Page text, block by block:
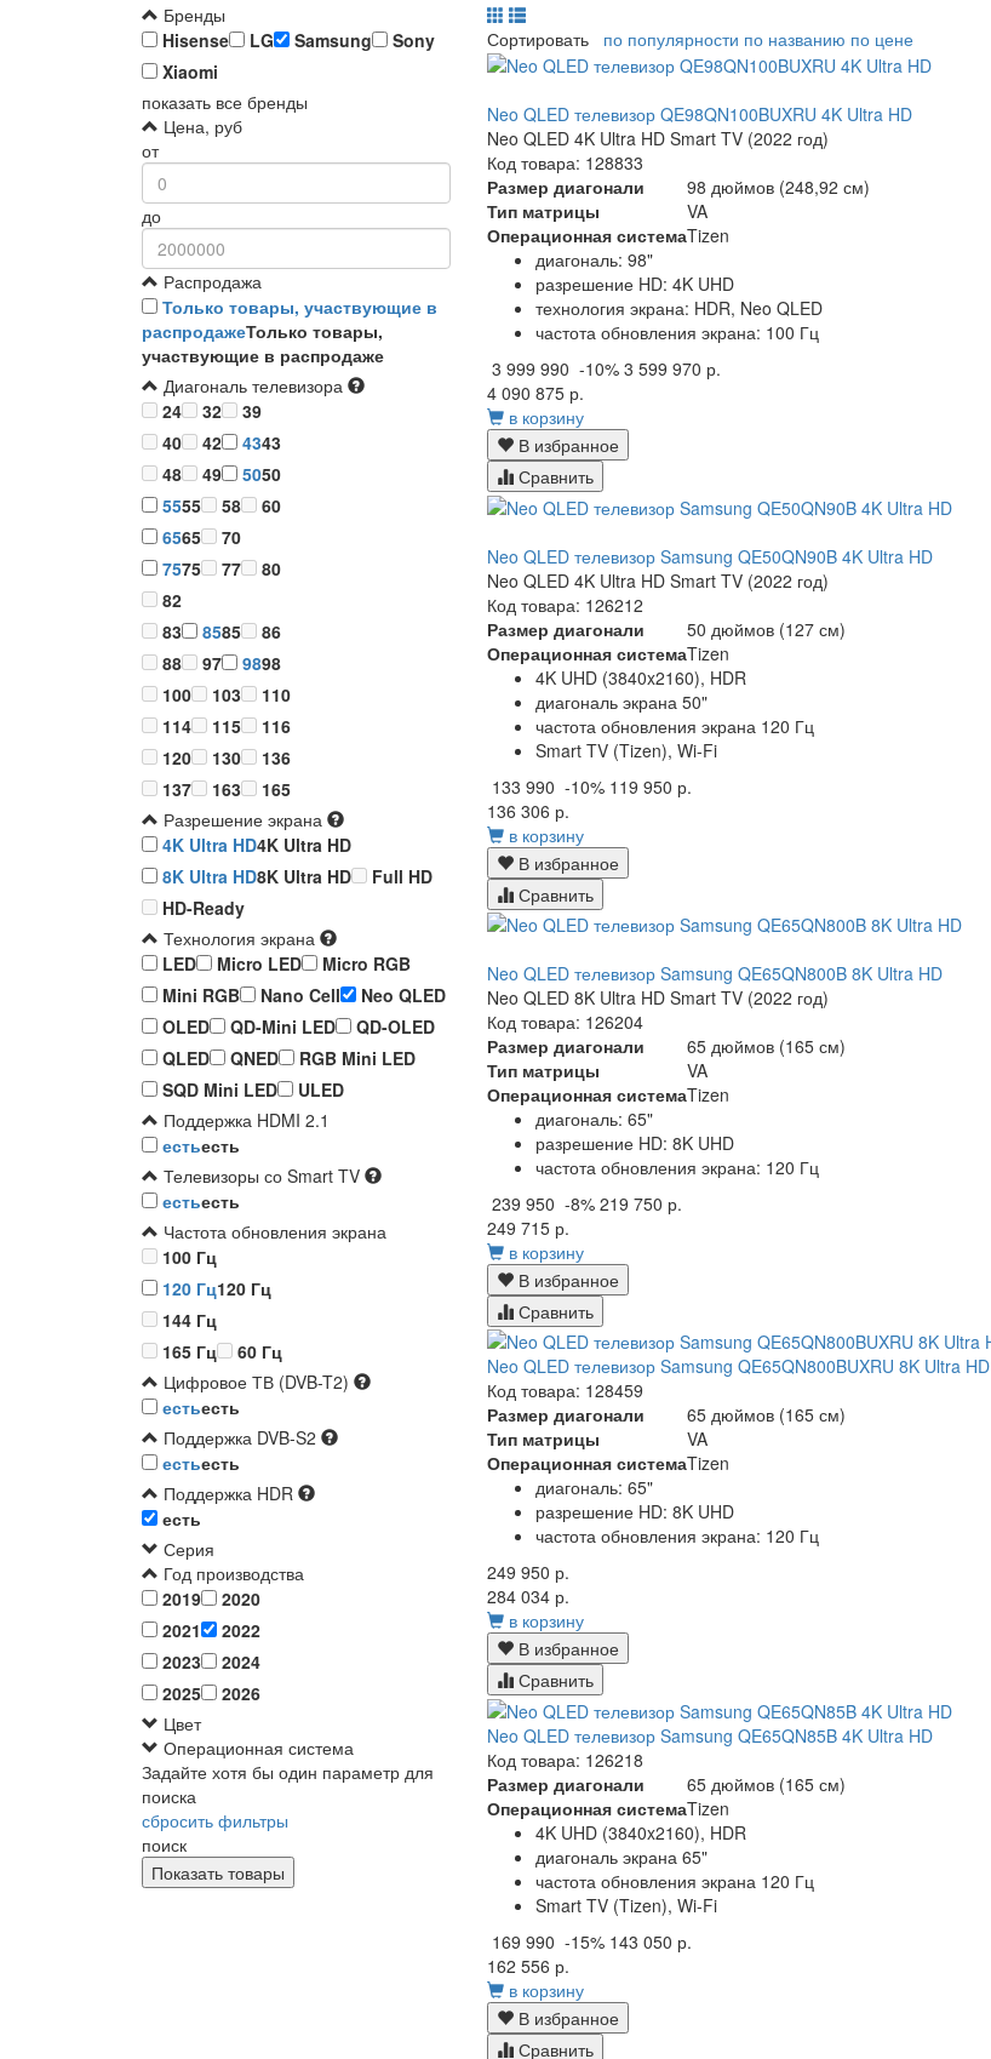
Бренды
Hisense
LG Samsung
Sony
Xiaomi
показать все бренды
Цена, руб
от
до
Распродажа
Только товары, участвующие в
распродажеТолько товары,
участвующие в распродаже
Диагональ телевизора
24
32
39
40
42 4343
48
49 5050
5555 58
60
6565
70
7575 77
80
82
83
8585
86
88
97 9898
100
103
110
114
115
116
120
130
136
137
163
165
Разрешение экрана
4K Ultra HD4K Ultra HD
8K Ultra HD8K Ultra HD
Full HD
HD-Ready
Технология экрана
LED
Micro LED
Micro RGB
Mini RGB
Nano Cell
Neo QLED
OLED
QD-Mini LED
QD-OLED
QLED
QNED
RGB Mini LED
SQD Mini LED
ULED
Поддержка HDMI 2.1
естьесть
Телевизоры со Smart TV
естьесть
Частота обновления экрана
100 Гц
120 Гц120 Гц
144 Гц
165 Гц
60 Гц
Цифровое ТВ (DVB-T2)
естьесть
Поддержка DVB-S2
естьесть
Поддержка HDR
есть
Серия
Год производства
2019
2020
2021
2022
2023
2024
2025
2026
Цвет
Операционная система
Задайте хотя бы один параметр для
поиска
сбросить фильтры
поиск
Сортировать по популярности по названию по цене
Neo QLED телевизор QE98QN100BUXRU 4K Ultra HD
Neo QLED 4K Ultra HD Smart TV (2022 год)
Код товара: 128833
Размер диагонали
98 дюймов (248,92 см)
Тип матрицы
VA
Операционная системаTizen
диагональ: 98"
разрешение HD: 4K UHD
технология экрана: HDR, Neo QLED
частота обновления экрана: 100 Гц
3 999 990 -10% 3 599 970 р.
4 090 875 р.
в корзину
В избранное
Сравнить
Neo QLED телевизор Samsung QE50QN90B 4K Ultra HD
Neo QLED 4K Ultra HD Smart TV (2022 год)
Код товара: 126212
Размер диагонали
50 дюймов (127 см)
Операционная системаTizen
4K UHD (3840x2160), HDR
диагональ экрана 50"
частота обновления экрана 120 Гц
Smart TV (Tizen), Wi-Fi
133 990 -10% 119 950 р.
136 306 р.
в корзину
В избранное
Сравнить
Neo QLED телевизор Samsung QE65QN800B 8K Ultra HD
Neo QLED 8K Ultra HD Smart TV (2022 год)
Код товара: 126204
Размер диагонали
65 дюймов (165 см)
Тип матрицы
VA
Операционная системаTizen
диагональ: 65"
разрешение HD: 8K UHD
частота обновления экрана: 120 Гц
239 950 -8% 219 750 р.
249 715 р.
в корзину
В избранное
Сравнить
Neo QLED телевизор Samsung QE65QN800BUXRU 8K Ultra HD
Код товара: 128459
Размер диагонали
65 дюймов (165 см)
Тип матрицы
VA
Операционная системаTizen
диагональ: 65"
разрешение HD: 8K UHD
частота обновления экрана: 120 Гц
249 950 р.
284 034 р.
в корзину
В избранное
Сравнить
Neo QLED телевизор Samsung QE65QN85B 4K Ultra HD
Код товара: 126218
Размер диагонали
65 дюймов (165 см)
Операционная системаTizen
4K UHD (3840x2160), HDR
диагональ экрана 65"
частота обновления экрана 120 Гц
Smart TV (Tizen), Wi-Fi
169 990 -15% 143 050 р.
162 556 р.
в корзину
В избранное
Сравнить